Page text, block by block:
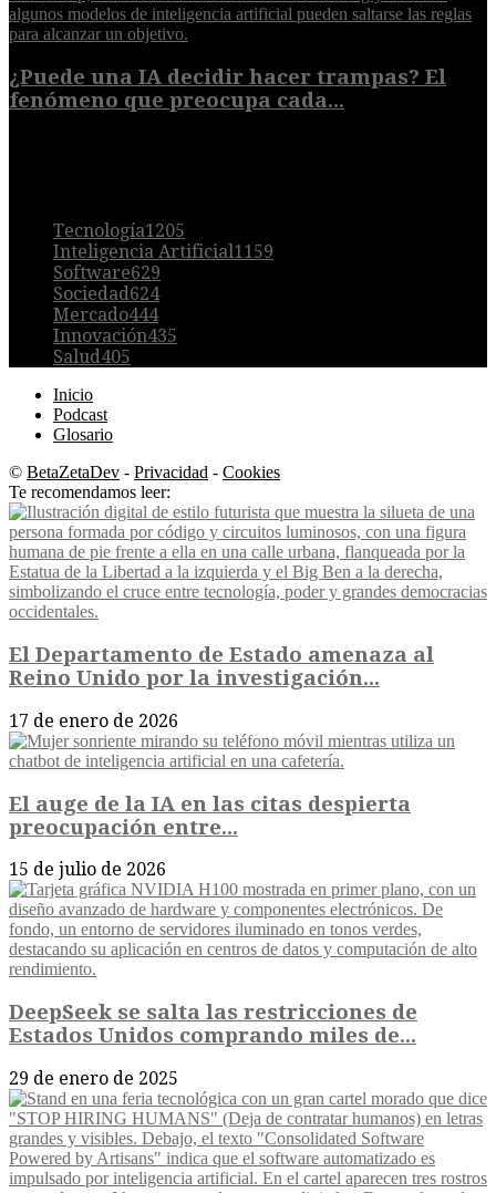
¿Puede una IA decidir hacer trampas? El
fenómeno que preocupa cada...
Tecnología1205
Inteligencia Artificial1159
Software629
Sociedad624
Mercado444
Innovación435
Salud405
Inicio
Podcast
Glosario
© BetaZetaDev - Privacidad - Cookies
Te recomendamos leer:
El Departamento de Estado amenaza al
Reino Unido por la investigación...
17 de enero de 2026
El auge de la IA en las citas despierta
preocupación entre...
15 de julio de 2026
DeepSeek se salta las restricciones de
Estados Unidos comprando miles de...
29 de enero de 2025